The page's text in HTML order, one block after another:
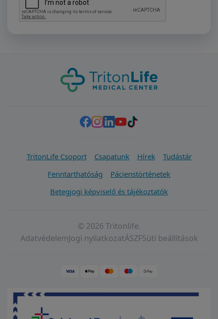
TritonLife Csoport Csapatunk Hírek
Tudástár
Fenntarthatóság
Pácienstörténetek
Betegjogi képviselő és tájékoztatók
© 2026 Tritonlife.
AdatvédelemJogi nyilatkozatÁSZFSüti beállítások